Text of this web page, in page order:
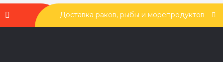
Доставка раков, рыбы и морепродуктов